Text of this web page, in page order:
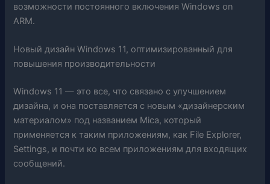
возможности постоянного включения Windows on
ARM.
Новый дизайн Windows 11, оптимизированный для
повышения производительности
Windows 11 — это все, что связано с улучшением
дизайна, и она поставляется с новым «дизайнерским
материалом» под названием Mica, который
применяется к таким приложениям, как File Explorer,
Settings, и почти ко всем приложениям для входящих
сообщений.